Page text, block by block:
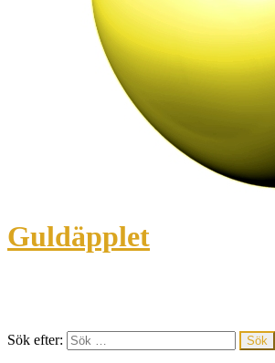
Guldäpplet
Sök efter: